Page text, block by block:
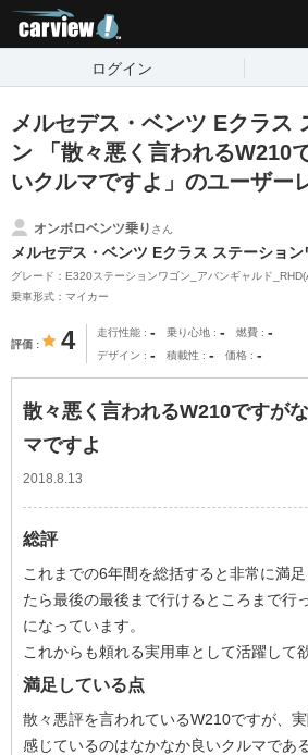
ログイン
メルセデス・ベンツ Eクラス
ン 「散々悪く言われるW210
いクルマですよ」のユーザー
オンボロベンツ乗り さん
メルセデス・ベンツ Eクラス ステーション
グレード：E320ステーションワゴン_アバンギャルド
乗車形式：マイカー
評価 4 走行性能 - 乗り心地 - 燃費 -
デザイン - 積載性 - 価格 -
散々悪く言われるW210ですが
マですよ
2018.8.13
総評
これまでの6年間を総括すると非常に満
たら最後の最後まで行けるところまで行
になっています。
これからも頼れる実用車として活躍して
満足している点
散々悪評を言われているW210ですが、
感じているのはなかなか良いクルマであ